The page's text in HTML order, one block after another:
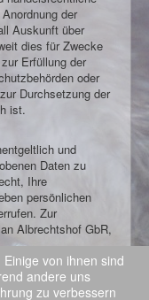
der
Auskunft über
dies für Zwecke
Erfüllung der
oder
Durchsetzung der
ist.
und
Daten zu
Ihre
persönlichen
Zur
Albrechtshof GbR,
von ihnen sind
andere uns
zu verbessern